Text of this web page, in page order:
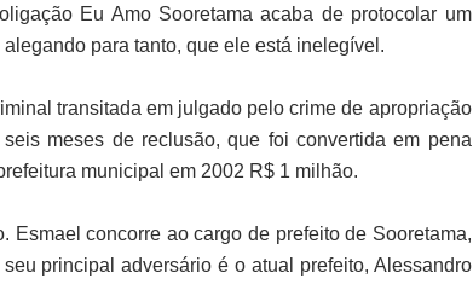
Eu Amo Sooretama acaba de protocolar um
para tanto, que ele está inelegível.
transitada em julgado pelo crime de apropriação
meses de reclusão, que foi convertida em pena
municipal em 2002 R$ 1 milhão.
Esmael concorre ao cargo de prefeito de Sooretama,
principal adversário é o atual prefeito, Alessandro